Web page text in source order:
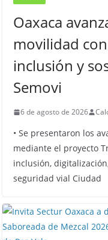
Oaxaca
movilidad
inclusión y
Semovi
6 de agosto de 2026
• Se presentaron los
mediante el proyecto
inclusión,
seguridad vial Ciudad